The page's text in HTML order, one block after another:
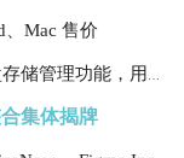
、Mac 售价
今头条！WPS回应C盘占用：7月上线磁盘存储管理功能，用户可一键批量清理文件
集体揭牌